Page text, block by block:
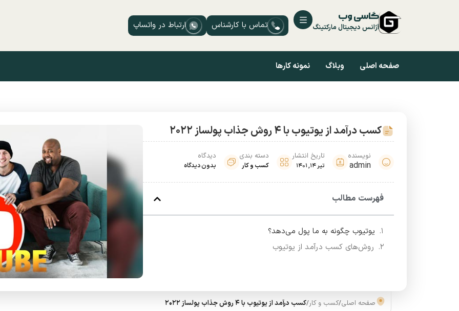
گاسی وب
آژانس دیجیتال مارکتینگ تماس با کارشناس ارتباط در واتساپ
صفحه اصلی وبلاگ نمونه کارها
کسب درآمد از یوتیوب با 4 روش جذاب پولساز 2022
نویسنده
admin
تاریخ انتشار
تیر 14, 1401
دسته بندی
کسب و کار
دیدگاه
بدون دیدگاه
فهرست مطالب
یوتیوب چگونه به ما پول می‌دهد؟
روش‌های کسب درآمد از یوتیوب
صفحه اصلی/کسب و کار/کسب درآمد از یوتیوب با 4 روش جذاب پولساز 2022